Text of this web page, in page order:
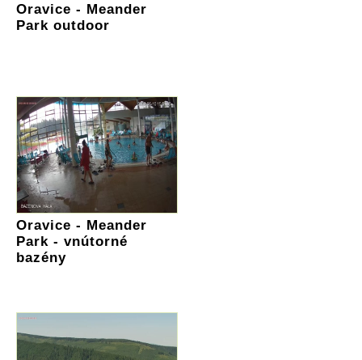
Oravice - Meander
Park outdoor
Oravice - Meander
Park - vnútorné
bazény